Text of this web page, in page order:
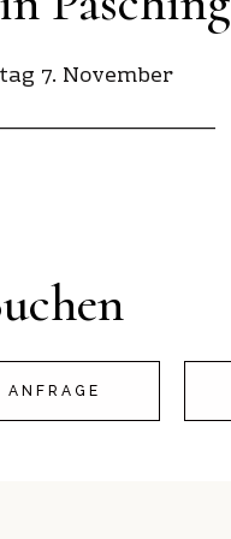
7. November
ANFRAGE